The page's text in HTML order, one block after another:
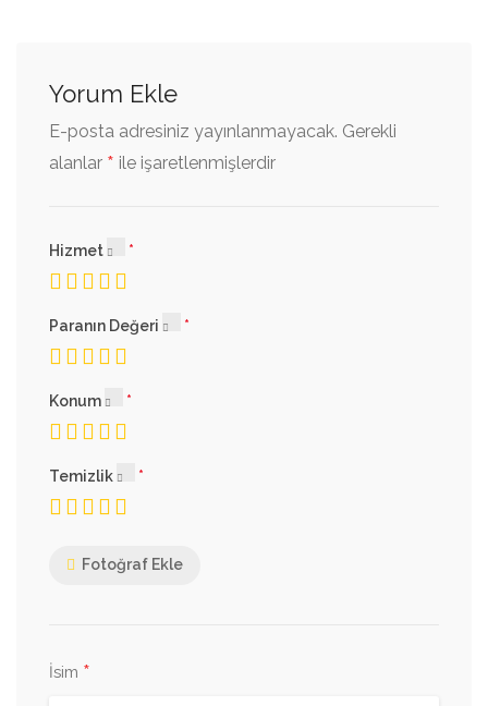
Yorum Ekle
E-posta adresiniz yayınlanmayacak. Gerekli
alanlar * ile işaretlenmişlerdir
Hizmet
Paranın Değeri
Konum
Temizlik
Fotoğraf Ekle
İsim *